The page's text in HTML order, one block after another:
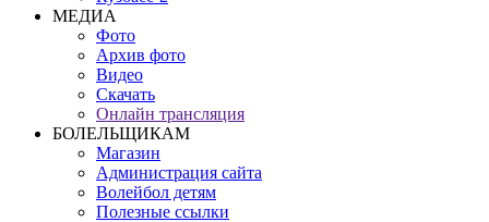
МЕДИА
Фото
Архив фото
Видео
Скачать
Онлайн трансляция
БОЛЕЛЬЩИКАМ
Магазин
Администрация сайта
Волейбол детям
Полезные ссылки